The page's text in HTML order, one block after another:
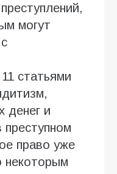
могут
статьями
денег и
преступном
право уже
некоторым